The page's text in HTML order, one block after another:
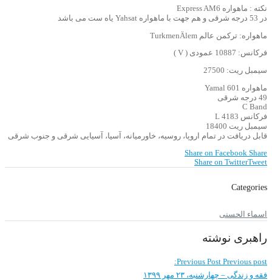
نکته : ماهواره Express AM6
در 53 درجه شرقی و هم جهت با ماهواره Yahsat یاه ست می باشد
ماهواره: ترکمن عالم TurkmenÄlem
فرکانس: 10887 عمودی ( V )
سیمبل ریت: 27500
ماهواره Yamal 601
49 درجه شرقی
C Band
فرکانس 4183 L
سیمبل ریت 18400
قابل دریافت در تمام اروپا، روسیه، خاورمیانه، آسیا، آسیایی شرقی و جنوب شرقی
Share on Facebook Share
Share on TwitterTweet
Categories
اسماء الحسنی
راهبری نوشته
Previous Post Previous post:
فقه و زندگی – چهارشنبه، ۲۳ مهر ۱۳۹۹